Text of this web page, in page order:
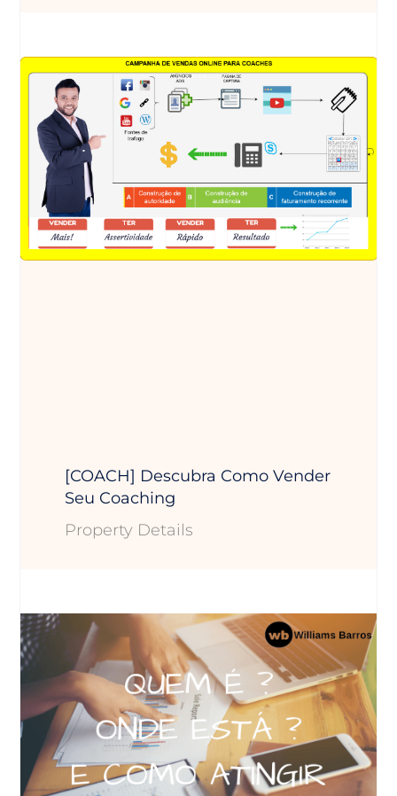
[COACH] Descubra Como Vender
Seu Coaching
Property Details